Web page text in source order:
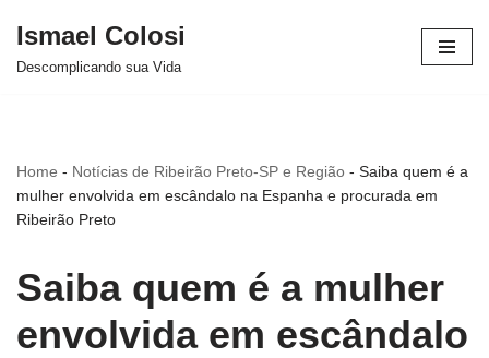
Avançar
Ismael Colosi
Descomplicando sua Vida
Home - Notícias de Ribeirão Preto-SP e Região - Saiba quem é a
mulher envolvida em escândalo na Espanha e procurada em
Ribeirão Preto
Saiba quem é a mulher
envolvida em escândalo